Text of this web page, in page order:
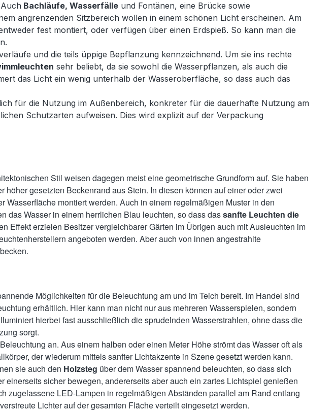
Bachläufe, Wasserfälle und Fontänen, eine Brücke sowie
angrenzenden Sitzbereich wollen in einem schönen Licht erscheinen. Am
fest montiert, oder verfügen über einen Erdspieß. So kann man die
und die teils üppige Bepflanzung kennzeichnend. Um sie ins rechte
sehr beliebt, da sie sowohl die Wasserpflanzen, als auch die
das Licht ein wenig unterhalb der Wasseroberfläche, so dass auch das
für die Nutzung im Außenbereich, konkreter für die dauerhafte Nutzung am
Schutzarten aufweisen. Dies wird explizit auf der Verpackung
Stil weisen dagegen meist eine geometrische Grundform auf. Sie haben
gesetzten Beckenrand aus Stein. In diesen können auf einer oder zwei
Wasserfläche montiert werden. Auch in einem regelmäßigen Muster in den
das Wasser in einem herrlichen Blau leuchten, so dass dassanfte Leuchten die
Effekt erzielen Besitzer vergleichbarer Gärten im Übrigen auch mit Ausleuchten im
angeboten werden. Aber auch von innen angestrahlte
Möglichkeiten für die Beleuchtung am und im Teich bereit. Im Handel sind
erhältlich. Hier kann man nicht nur aus mehreren Wasserspielen, sondern
hierbei fast ausschließlich die sprudelnden Wasserstrahlen, ohne dass die
sorgt.
an. Aus einem halben oder einen Meter Höhe strömt das Wasser oft als
der wiederum mittels sanfter Lichtakzente in Szene gesetzt werden kann.
sie auch den Holzsteg über dem Wasser spannend beleuchten, so dass sich
einerseits sicher bewegen, andererseits aber auch ein zartes Lichtspiel genießen
zugelassene LED-Lampen in regelmäßigen Abständen parallel am Rand entlang
Lichter auf der gesamten Fläche verteilt eingesetzt werden.